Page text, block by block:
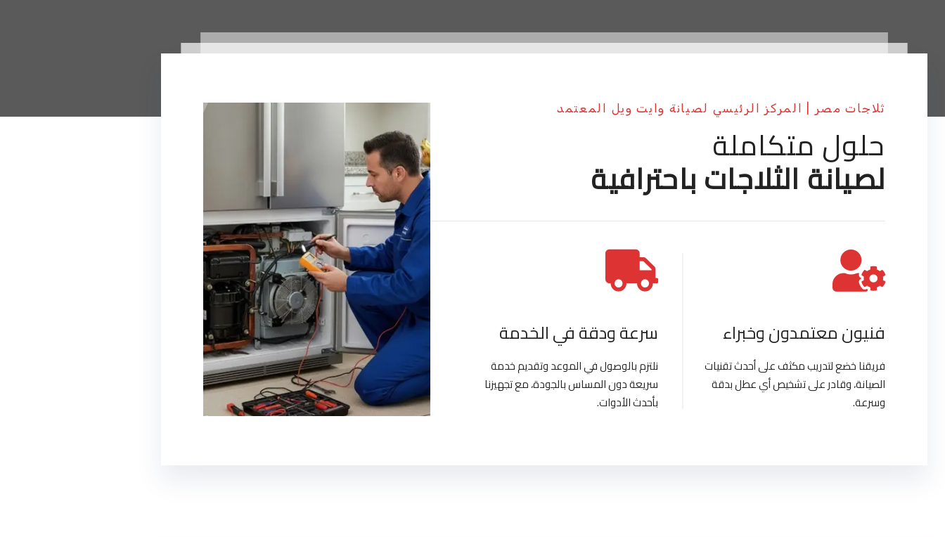
ثلاجات مصر | المركز الرئيسي لصيانة وايت ويل المعتمد
حلول متكاملة
لصيانة الثلاجات باحترافية
فنيون معتمدون وخبراء
فريقنا خضع لتدريب مكثف على أحدث تقنيات
الصيانة، وقادر على تشخيص أي عطل بدقة
وسرعة.
سرعة ودقة في الخدمة
نلتزم بالوصول في الموعد وتقديم خدمة
سريعة دون المساس بالجودة، مع تجهيزنا
بأحدث الأدوات.